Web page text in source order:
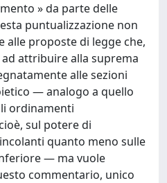
» da parte delle
puntualizzazione non
alle proposte di legge che,
attribuire alla suprema
alle sezioni
— analogo a quello
ordinamenti
sul potere di
quanto meno sulle
— ma vuole
commentario, unico